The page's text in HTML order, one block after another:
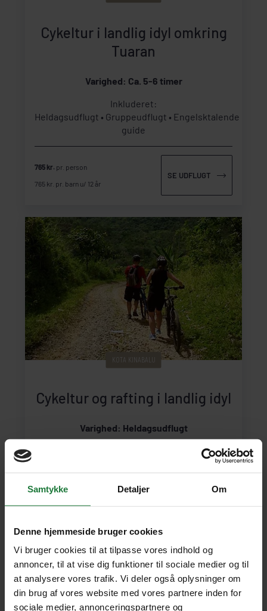
Samtykke Detaljer Om
Denne hjemmeside bruger cookies
Vi bruger cookies til at tilpasse vores indhold og
annoncer, til at vise dig funktioner til sociale medier og til
at analysere vores trafik. Vi deler også oplysninger om
din brug af vores website med vores partnere inden for
sociale medier, annonceringspartnere og
Cykeltur i landlig idyl omkring
Tuaran
Varighed: Ca. 5-6 timer
Inkluderet:
Heldagsudflugt
Gruppeudflugt
Engelsktalende
guide
765 kr. pr. person
765 kr. pr. barn u/ 12 år
SE UDFLUGT
KOTA KINABALU
Cykeltur og rafting i landlig idyl
Varighed: Heldagsudflugt
Engelsktalende
SE UDFLUGT